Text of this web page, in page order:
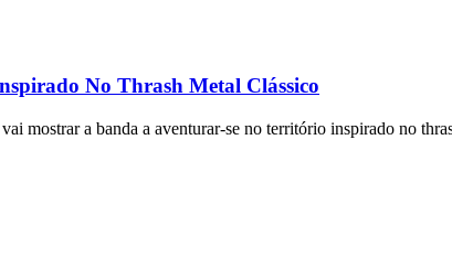
No Thrash Metal Clássico
mostrar a banda a aventurar-se no território inspirado no